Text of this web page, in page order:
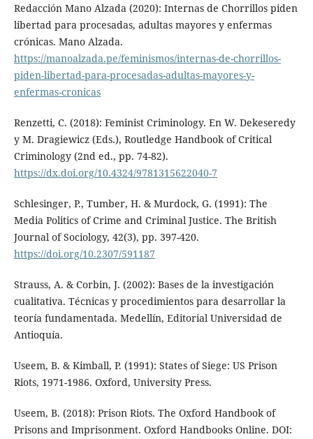
Redacción Mano Alzada (2020): Internas de Chorrillos piden
libertad para procesadas, adultas mayores y enfermas
crónicas. Mano Alzada.
https://manoalzada.pe/feminismos/internas-de-chorrillos-
piden-libertad-para-procesadas-adultas-mayores-y-
enfermas-cronicas
Renzetti, C. (2018): Feminist Criminology. En W. Dekeseredy
y M. Dragiewicz (Eds.), Routledge Handbook of Critical
Criminology (2nd ed., pp. 74-82).
https://dx.doi.org/10.4324/9781315622040-7
Schlesinger, P., Tumber, H. & Murdock, G. (1991): The
Media Politics of Crime and Criminal Justice. The British
Journal of Sociology, 42(3), pp. 397-420.
https://doi.org/10.2307/591187
Strauss, A. & Corbin, J. (2002): Bases de la investigación
cualitativa. Técnicas y procedimientos para desarrollar la
teoría fundamentada. Medellín, Editorial Universidad de
Antioquía.
Useem, B. & Kimball, P. (1991): States of Siege: US Prison
Riots, 1971-1986. Oxford, University Press.
Useem, B. (2018): Prison Riots. The Oxford Handbook of
Prisons and Imprisonment. Oxford Handbooks Online. DOI: